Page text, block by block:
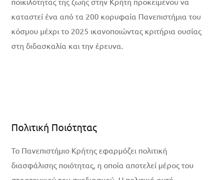
καταστεί ένα από τα 200 κορυφαία Πανεπιστήμια του
κόσμου μέχρι το 2025 ικανοποιώντας κριτήρια ουσίας
στη διδασκαλία και την έρευνα.
Πολιτική Ποιότητας
Το Πανεπιστήμιο Κρήτης εφαρμόζει πολιτική
διασφάλισης ποιότητας, η οποία αποτελεί μέρος του